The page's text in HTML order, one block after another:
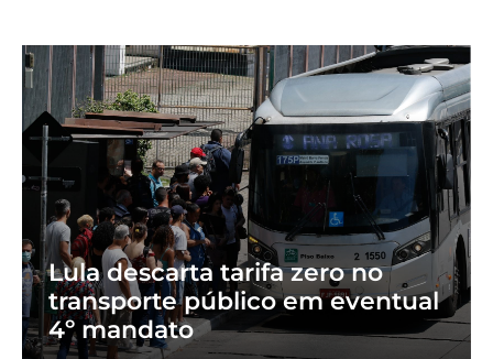
Lula descarta tarifa zero no
transporte público em eventual
4º mandato